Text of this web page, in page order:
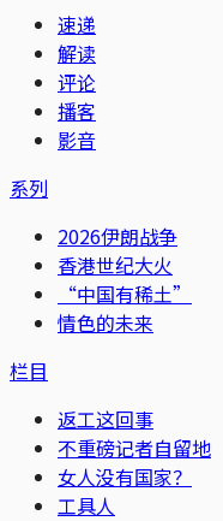
速递
解读
评论
播客
影音
系列
2026伊朗战争
香港世纪大火
“中国有稀土”
情色的未来
栏目
返工这回事
不重磅记者自留地
女人没有国家？
工具人